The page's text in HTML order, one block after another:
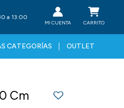
CATEGORÍAS OUTLET
a 13:00
Cm